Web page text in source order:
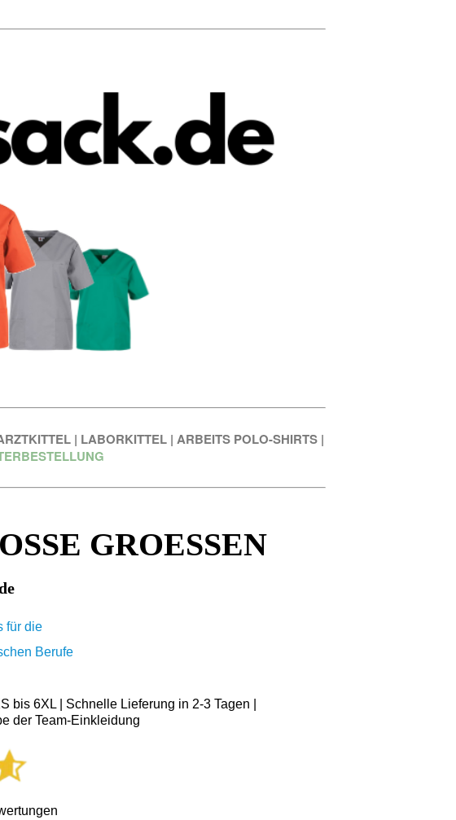
| LABORKITTEL | ARBEITS POLO-SHIRTS |
GROESSEN
für die
Berufe
6XL | Schnelle Lieferung in 2-3 Tagen |
der Team-Einkleidung